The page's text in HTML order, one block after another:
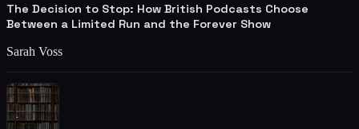
The Decision to Stop: How British Podcasts Choose
Between a Limited Run and the Forever Show
Sarah Voss